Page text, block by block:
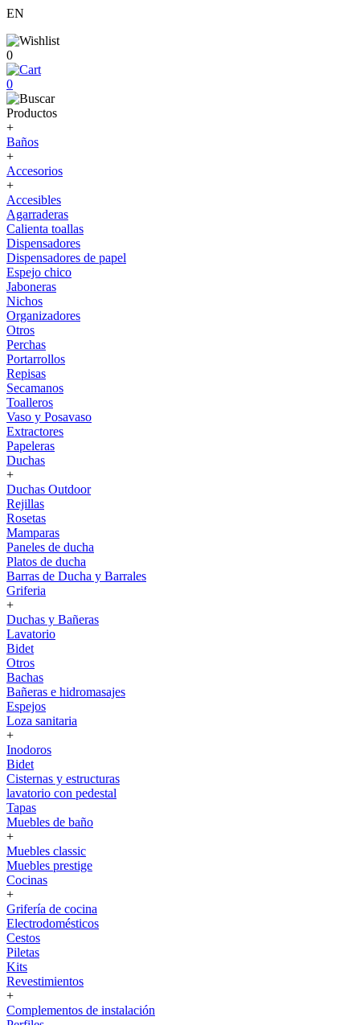
EN
0
0
Productos
+
Baños
+
Accesorios
+
Accesibles
Agarraderas
Calienta toallas
Dispensadores
Dispensadores de papel
Espejo chico
Jaboneras
Nichos
Organizadores
Otros
Perchas
Portarrollos
Repisas
Secamanos
Toalleros
Vaso y Posavaso
Extractores
Papeleras
Duchas
+
Duchas Outdoor
Rejillas
Rosetas
Mamparas
Paneles de ducha
Platos de ducha
Barras de Ducha y Barrales
Griferia
+
Duchas y Bañeras
Lavatorio
Bidet
Otros
Bachas
Bañeras e hidromasajes
Espejos
Loza sanitaria
+
Inodoros
Bidet
Cisternas y estructuras
lavatorio con pedestal
Tapas
Muebles de baño
+
Muebles classic
Muebles prestige
Cocinas
+
Grifería de cocina
Electrodomésticos
Cestos
Piletas
Kits
Revestimientos
+
Complementos de instalación